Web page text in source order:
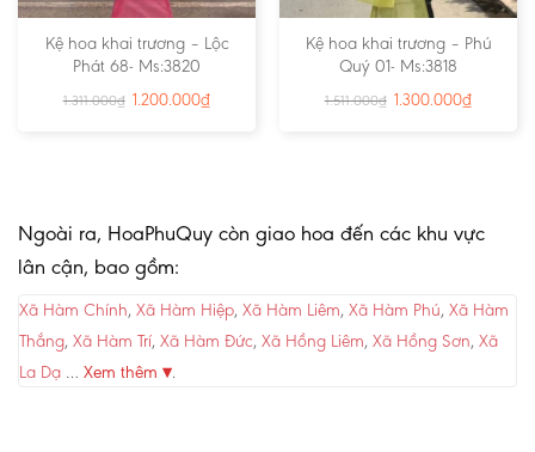
Kệ hoa khai trương – Lộc
Phát 68- Ms:3820
1.311.000₫ 1.200.000₫
Kệ hoa khai trương – Phú
Quý 01- Ms:3818
1.511.000₫ 1.300.000₫
Ngoài ra, HoaPhuQuy còn giao hoa đến các khu vực
lân cận, bao gồm:
Xã Hàm Chính, Xã Hàm Hiệp, Xã Hàm Liêm, Xã Hàm Phú, Xã Hàm
Thắng, Xã Hàm Trí, Xã Hàm Đức, Xã Hồng Liêm, Xã Hồng Sơn, Xã
La Dạ … Xem thêm ▾.